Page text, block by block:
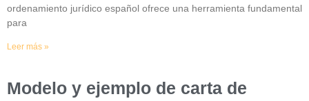
ordenamiento jurídico español ofrece una herramienta fundamental
para
Leer más »
Modelo y ejemplo de carta de